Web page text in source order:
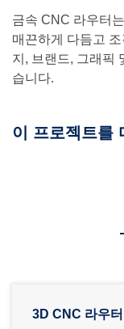
금속 CNC 라우터
매끈하게 다듬고
지, 브랜드, 그래픽
습니다.
이 프로젝트를
3D CNC 라우